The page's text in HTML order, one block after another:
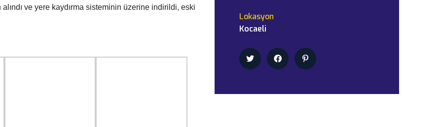
ve yere kaydırma sisteminin üzerine indirildi, eski
Lokasyon
Kocaeli